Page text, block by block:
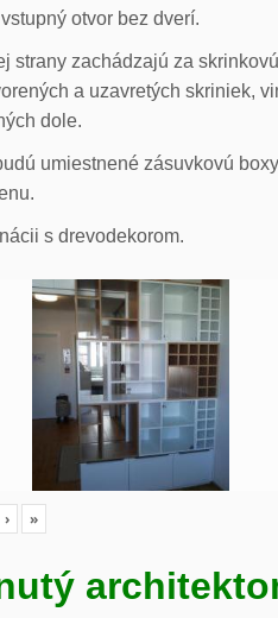
otvor bez dverí.
strany zachádzajú za
a uzavretých skriniek,
dole.
umiestnené zásuvkovú
s drevodekorom.
› »